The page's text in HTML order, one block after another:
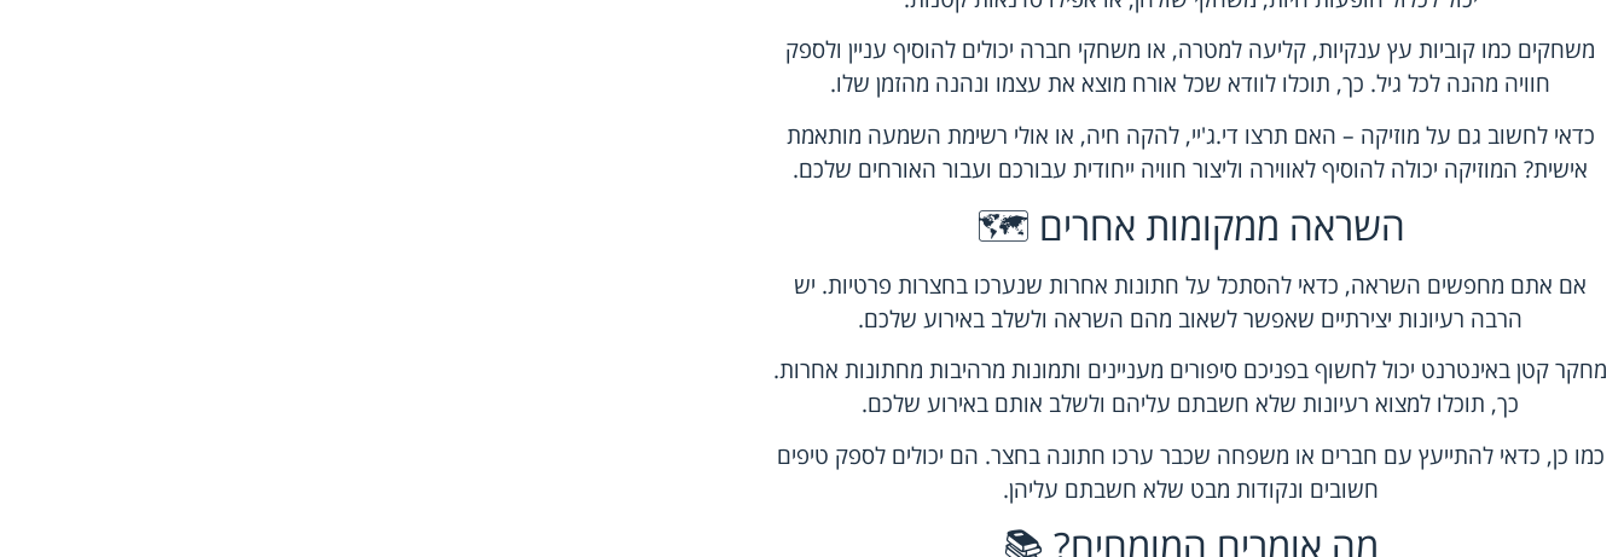
משחקים כמו קוביות עץ ענקיות, קליעה למטרה, או משחקי חברה יכולים להוסיף עניין ולספק
חוויה מהנה לכל גיל. כך, תוכלו לוודא שכל אורח מוצא את עצמו ונהנה מהזמן שלו.
כדאי לחשוב גם על מוזיקה – האם תרצו די.ג'יי, להקה חיה, או אולי רשימת השמעה מותאמת
אישית? המוזיקה יכולה להוסיף לאווירה וליצור חוויה ייחודית עבורכם ועבור האורחים שלכם.
השראה ממקומות אחרים 🗺️
אם אתם מחפשים השראה, כדאי להסתכל על חתונות אחרות שנערכו בחצרות פרטיות. יש
הרבה רעיונות יצירתיים שאפשר לשאוב מהם השראה ולשלב באירוע שלכם.
מחקר קטן באינטרנט יכול לחשוף בפניכם סיפורים מעניינים ותמונות מרהיבות מחתונות אחרות.
כך, תוכלו למצוא רעיונות שלא חשבתם עליהם ולשלב אותם באירוע שלכם.
כמו כן, כדאי להתייעץ עם חברים או משפחה שכבר ערכו חתונה בחצר. הם יכולים לספק טיפים
חשובים ונקודות מבט שלא חשבתם עליהן.
מה אומרים המומחים? 📚